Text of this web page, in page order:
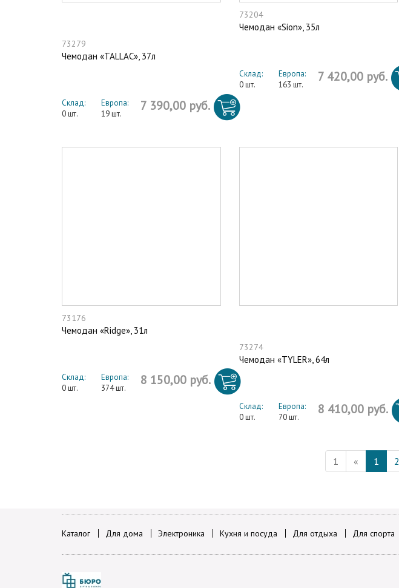
73279
Чемодан «TALLAC», 37л
Склад:
0 шт.
Европа:
19 шт.
7 390,00 руб.
73204
Чемодан «Sion», 35л
Склад:
0 шт.
Европа:
163 шт.
7 420,00 руб.
73176
Чемодан «Ridge», 31л
Склад:
0 шт.
Европа:
374 шт.
8 150,00 руб.
73274
Чемодан «TYLER», 64л
Склад:
0 шт.
Европа:
70 шт.
8 410,00 руб.
1 « 1 2
Каталог Для дома Электроника Кухня и посуда Для отдыха Для спорта